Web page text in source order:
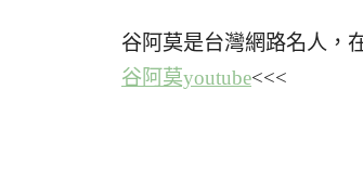
谷阿莫是台灣網路名人，
谷阿莫youtube<<<